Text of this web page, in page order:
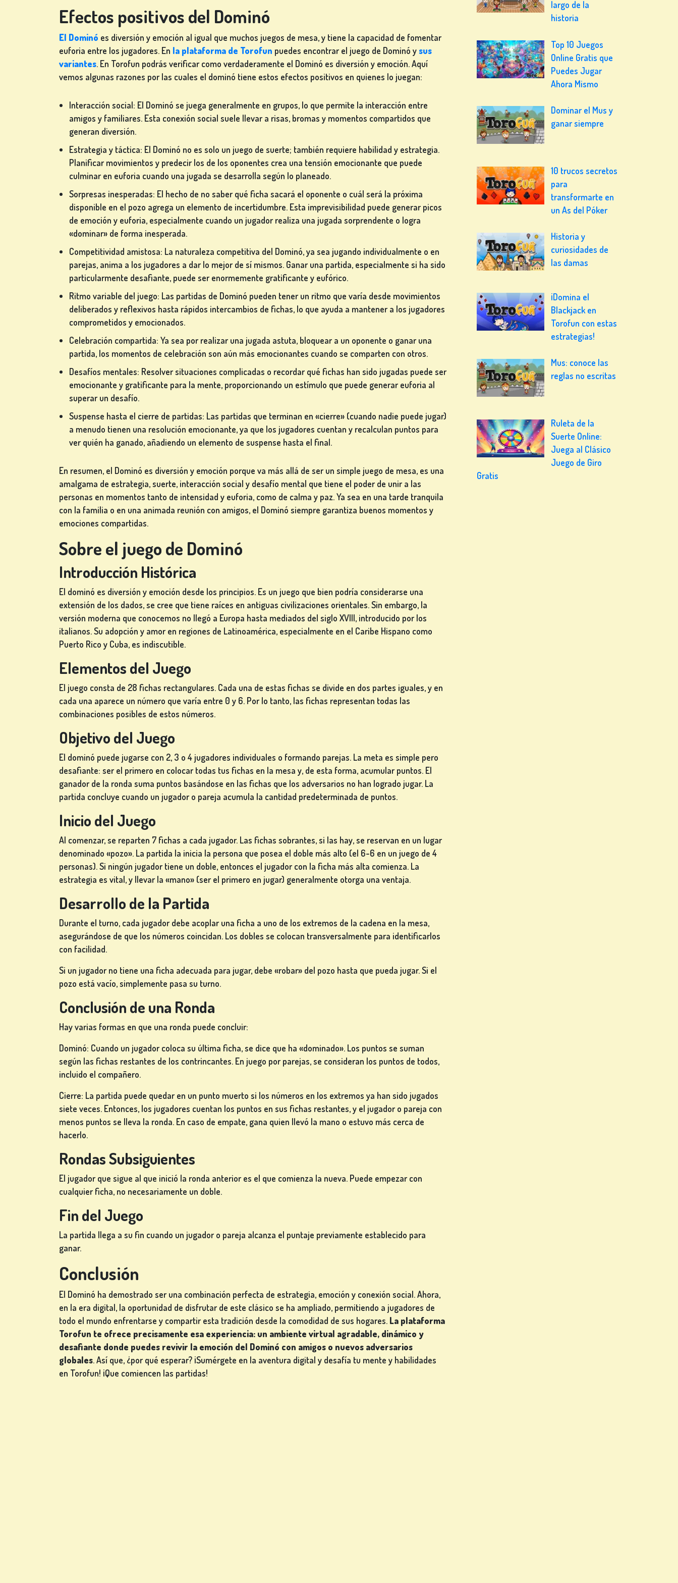
TRAGAPERRAS
REGÍSTRATE
CLASIFICACIÓN
Efectos positivos del Dominó
El Dominó es diversión y emoción al igual que muchos juegos de mesa, y tiene la capacidad de fomentar
euforia entre los jugadores. En la plataforma de Torofun puedes encontrar el juego de Dominó ysus
variantes. En Torofun podrás verificar como verdaderamente el Dominó es diversión y emoción. Aquí
vemos algunas razones por las cuales el dominó tiene estos efectos positivos en quienes lo juegan:
Interacción social: El Dominó se juega generalmente en grupos, lo que permite la interacción entre
amigos y familiares. Esta conexión social suele llevar a risas, bromas y momentos compartidos que
generan diversión.
Estrategia y táctica: El Dominó no es solo un juego de suerte; también requiere habilidad y estrategia.
Planificar movimientos y predecir los de los oponentes crea una tensión emocionante que puede
culminar en euforia cuando una jugada se desarrolla según lo planeado.
Sorpresas inesperadas: El hecho de no saber qué ficha sacará el oponente o cuál será la próxima
disponible en el pozo agrega un elemento de incertidumbre. Esta imprevisibilidad puede generar picos
de emoción y euforia, especialmente cuando un jugador realiza una jugada sorprendente o logra
«dominar» de forma inesperada.
Competitividad amistosa: La naturaleza competitiva del Dominó, ya sea jugando individualmente o en
parejas, anima a los jugadores a dar lo mejor de sí mismos. Ganar una partida, especialmente si ha sido
particularmente desafiante, puede ser enormemente gratificante y eufórico.
Ritmo variable del juego: Las partidas de Dominó pueden tener un ritmo que varía desde movimientos
deliberados y reflexivos hasta rápidos intercambios de fichas, lo que ayuda a mantener a los jugadores
comprometidos y emocionados.
Celebración compartida: Ya sea por realizar una jugada astuta, bloquear a un oponente o ganar una
partida, los momentos de celebración son aún más emocionantes cuando se comparten con otros.
Desafíos mentales: Resolver situaciones complicadas o recordar qué fichas han sido jugadas puede ser
emocionante y gratificante para la mente, proporcionando un estímulo que puede generar euforia al
superar un desafío.
Suspense hasta el cierre de partidas: Las partidas que terminan en «cierre» (cuando nadie puede jugar)
a menudo tienen una resolución emocionante, ya que los jugadores cuentan y recalculan puntos para
ver quién ha ganado, añadiendo un elemento de suspense hasta el final.
En resumen, el Dominó es diversión y emoción porque va más allá de ser un simple juego de mesa, es una
amalgama de estrategia, suerte, interacción social y desafío mental que tiene el poder de unir a las
personas en momentos tanto de intensidad y euforia, como de calma y paz. Ya sea en una tarde tranquila
con la familia o en una animada reunión con amigos, el Dominó siempre garantiza buenos momentos y
emociones compartidas.
Sobre el juego de Dominó
Introducción Histórica
El dominó es diversión y emoción desde los principios. Es un juego que bien podría considerarse una
extensión de los dados, se cree que tiene raíces en antiguas civilizaciones orientales. Sin embargo, la
versión moderna que conocemos no llegó a Europa hasta mediados del siglo XVIII, introducido por los
italianos. Su adopción y amor en regiones de Latinoamérica, especialmente en el Caribe Hispano como
Puerto Rico y Cuba, es indiscutible.
Elementos del Juego
El juego consta de 28 fichas rectangulares. Cada una de estas fichas se divide en dos partes iguales, y en
cada una aparece un número que varía entre 0 y 6. Por lo tanto, las fichas representan todas las
combinaciones posibles de estos números.
Objetivo del Juego
El dominó puede jugarse con 2, 3 o 4 jugadores individuales o formando parejas. La meta es simple pero
desafiante: ser el primero en colocar todas tus fichas en la mesa y, de esta forma, acumular puntos. El
ganador de la ronda suma puntos basándose en las fichas que los adversarios no han logrado jugar. La
partida concluye cuando un jugador o pareja acumula la cantidad predeterminada de puntos.
Inicio del Juego
Al comenzar, se reparten 7 fichas a cada jugador. Las fichas sobrantes, si las hay, se reservan en un lugar
denominado «pozo». La partida la inicia la persona que posea el doble más alto (el 6-6 en un juego de 4
personas). Si ningún jugador tiene un doble, entonces el jugador con la ficha más alta comienza. La
estrategia es vital, y llevar la «mano» (ser el primero en jugar) generalmente otorga una ventaja.
Desarrollo de la Partida
Durante el turno, cada jugador debe acoplar una ficha a uno de los extremos de la cadena en la mesa,
asegurándose de que los números coincidan. Los dobles se colocan transversalmente para identificarlos
con facilidad.
Si un jugador no tiene una ficha adecuada para jugar, debe «robar» del pozo hasta que pueda jugar. Si el
pozo está vacío, simplemente pasa su turno.
Conclusión de una Ronda
Hay varias formas en que una ronda puede concluir:
Dominó: Cuando un jugador coloca su última ficha, se dice que ha «dominado». Los puntos se suman
según las fichas restantes de los contrincantes. En juego por parejas, se consideran los puntos de todos,
incluido el compañero.
Cierre: La partida puede quedar en un punto muerto si los números en los extremos ya han sido jugados
siete veces. Entonces, los jugadores cuentan los puntos en sus fichas restantes, y el jugador o pareja con
menos puntos se lleva la ronda. En caso de empate, gana quien llevó la mano o estuvo más cerca de
hacerlo.
Rondas Subsiguientes
El jugador que sigue al que inició la ronda anterior es el que comienza la nueva. Puede empezar con
cualquier ficha, no necesariamente un doble.
Fin del Juego
La partida llega a su fin cuando un jugador o pareja alcanza el puntaje previamente establecido para
ganar.
Conclusión
El Dominó ha demostrado ser una combinación perfecta de estrategia, emoción y conexión social. Ahora,
en la era digital, la oportunidad de disfrutar de este clásico se ha ampliado, permitiendo a jugadores de
todo el mundo enfrentarse y compartir esta tradición desde la comodidad de sus hogares. La plataforma
Torofun te ofrece precisamente esa experiencia: un ambiente virtual agradable, dinámico y
desafiante donde puedes revivir la emoción del Dominó con amigos o nuevos adversarios
globales. Así que, ¿por qué esperar? ¡Sumérgete en la aventura digital y desafía tu mente y habilidades
en Torofun! ¡Que comiencen las partidas!
largo de la
historia
Top 10 Juegos
Online Gratis que
Puedes Jugar
Ahora Mismo
Dominar el Mus y
ganar siempre
10 trucos secretos
para
transformarte en
un As del Póker
Historia y
curiosidades de
las damas
¡Domina el
Blackjack en
Torofun con estas
estrategias!
Mus: conoce las
reglas no escritas
Ruleta de la
Suerte Online:
Juega al Clásico
Juego de Giro
Gratis